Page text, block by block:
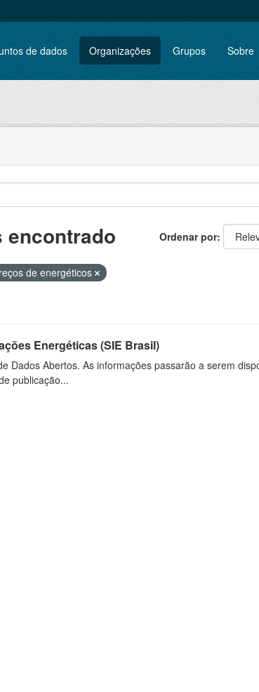
de dados Organizações Grupos Sobre
Ordenar por
encontrado
de energéticos
Energéticas (SIE Brasil)
Dados Abertos. As informações passarão a serem
publicação...